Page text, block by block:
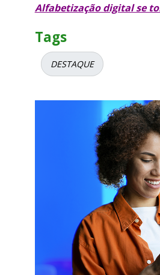
Alfabetização digital se
Tags
DESTAQUE